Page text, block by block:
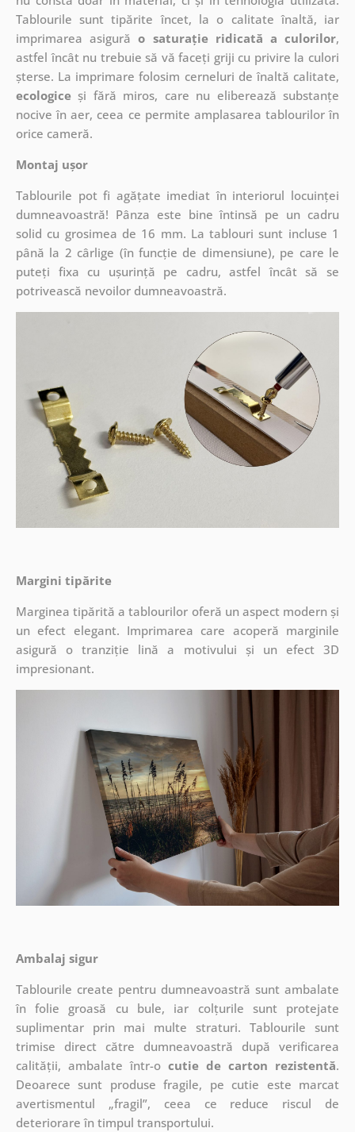
Tablourile sunt tipărite încet, la o calitate înaltă, iar
imprimarea asigurăo saturație ridicată a culorilor,
astfel încât nu trebuie să vă faceți griji cu privire la culori
șterse. La imprimare folosim cerneluri de înaltă calitate,
ecologiceși fără miros, care nu eliberează substanțe
nocive în aer, ceea ce permite amplasarea tablourilor în
orice cameră.
Montaj ușor
Tablourile pot fi agățate imediat în interiorul locuinței
dumneavoastră! Pânza este bine întinsă pe un cadru
solid cu grosimea de 16 mm. La tablouri sunt incluse 1
până la 2 cârlige (în funcție de dimensiune), pe care le
puteți fixa cu ușurință pe cadru, astfel încât să se
potrivească nevoilor dumneavoastră.
Margini tipărite
Marginea tipărită a tablourilor oferă un aspect modern și
un efect elegant. Imprimarea care acoperă marginile
asigură o tranziție lină a motivului și un efect 3D
impresionant.
Ambalaj sigur
Tablourile create pentru dumneavoastră sunt ambalate
în folie groasă cu bule, iar colțurile sunt protejate
suplimentar prin mai multe straturi.Tablourile sunt
trimise direct către dumneavoastră după verificarea
calității, ambalate într-o cutie de carton rezistentă.
Deoarece sunt produse fragile, pe cutie este marcat
avertismentul „fragil”, ceea ce reduce riscul de
deteriorare în timpul transportului.